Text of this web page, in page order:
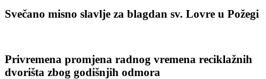
Svečano misno slavlje za blagdan sv. Lovre u Požegi
Privremena promjena radnog vremena reciklažnih
dvorišta zbog godišnjih odmora